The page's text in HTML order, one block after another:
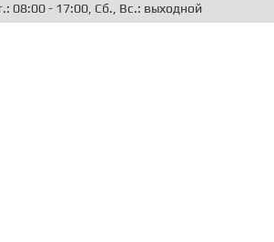
08:00 - 17:00, Сб., Вс.: выходной